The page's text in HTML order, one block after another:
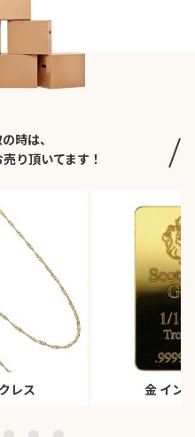
時は、
り頂いてます！
レス 金 イン